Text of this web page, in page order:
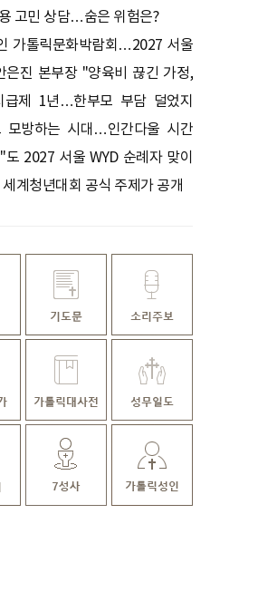
고민 상담…숨은 위험은?
가톨릭문화박람회…2027 서울
여
은진 본부장 "양육비 끊긴 가정,
이 치료도 재개"
급제 1년…한부모 부담 덜었지
모방하는 시대…인간다울 시간
2027 서울 WYD 순례자 맞이
계청년대회 공식 주제가 공개